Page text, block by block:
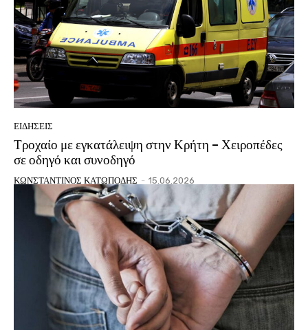
ΕΙΔΗΣΕΙΣ
Τροχαίο με εγκατάλειψη στην Κρήτη – Χειροπέδες
σε οδηγό και συνοδηγό
ΚΩΝΣΤΑΝΤΙΝΟΣ ΚΑΤΩΠΟΔΗΣ - 15.06.2026